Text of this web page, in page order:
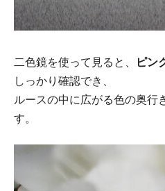
二色鏡を使って見ると、 ピン
しっかり確認でき、
ルースの中に広がる色の奥行
す。